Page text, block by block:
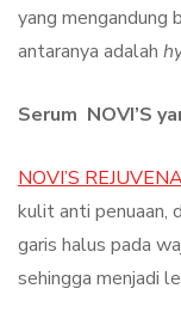
yang mengandung
antaranya adalah
Serum NOVI’S
NOVI’S
kulit anti penuaan,
garis halus pada
sehingga menjadi